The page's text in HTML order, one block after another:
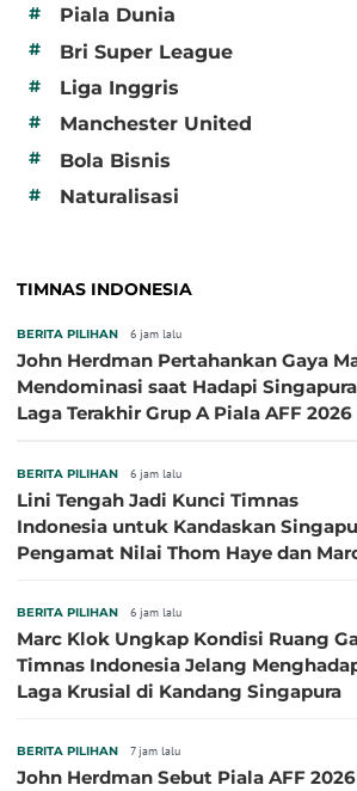
# Piala Dunia
# Bri Super League
# Liga Inggris
# Manchester United
# Bola Bisnis
# Naturalisasi
TIMNAS INDONESIA
BERITA PILIHAN 6 jam lalu
John Herdman Pertahankan Gaya
Mendominasi saat Hadapi
Laga Terakhir Grup A Piala AFF 2026
BERITA PILIHAN 6 jam lalu
Lini Tengah Jadi Kunci Timnas
Indonesia untuk Kandaskan
Pengamat Nilai Thom Haye dan
BERITA PILIHAN 6 jam lalu
Marc Klok Ungkap Kondisi Ruang
Timnas Indonesia Jelang
Laga Krusial di Kandang Singapura
BERITA PILIHAN 7 jam lalu
John Herdman Sebut Piala AFF 2026